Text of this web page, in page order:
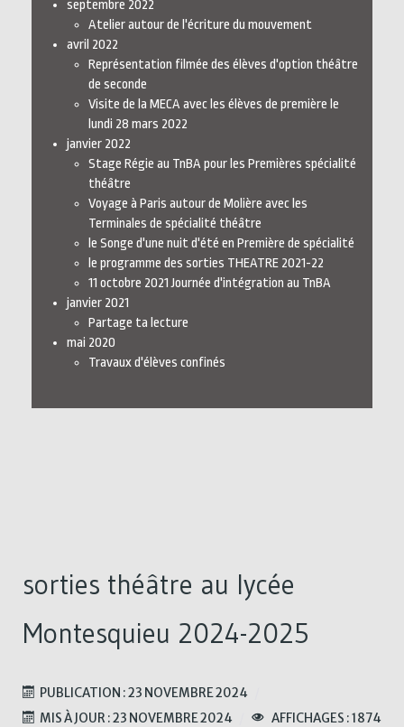
septembre 2022
Atelier autour de l'écriture du mouvement
avril 2022
Représentation filmée des élèves d'option théâtre
de seconde
Visite de la MECA avec les élèves de première le
lundi 28 mars 2022
janvier 2022
Stage Régie au TnBA pour les Premières spécialité
théâtre
Voyage à Paris autour de Molière avec les
Terminales de spécialité théâtre
le Songe d'une nuit d'été en Première de spécialité
le programme des sorties THEATRE 2021-22
11 octobre 2021 Journée d'intégration au TnBA
janvier 2021
Partage ta lecture
mai 2020
Travaux d'élèves confinés
sorties théâtre au lycée
Montesquieu 2024-2025
PUBLICATION : 23 NOVEMBRE 2024
MIS À JOUR : 23 NOVEMBRE 2024
AFFICHAGES : 1874